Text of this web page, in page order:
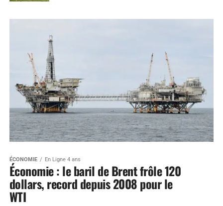
ÉCONOMIE En Ligne 4 ans
Économie : le baril de Brent frôle 120
dollars, record depuis 2008 pour le
WTI